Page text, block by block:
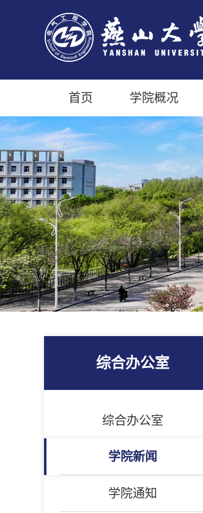
首页 学院概况
综合办公室
综合办公室
学院新闻
学院通知